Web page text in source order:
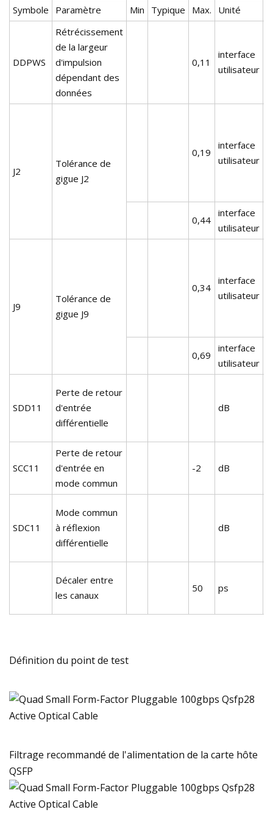
Symbole Paramètre Min Typique Max. Unité
DDPWS
Rétrécissement
de la largeur
d'impulsion
dépendant des
données
0,11
interface
utilisateur
J2
Tolérance de
gigue J2
0,19
interface
utilisateur
0,44
interface
utilisateur
J9
Tolérance de
gigue J9
0,34
interface
utilisateur
0,69
interface
utilisateur
SDD11
Perte de retour
d'entrée
différentielle
dB
SCC11
Perte de retour
d'entrée en
mode commun
-2 dB
SDC11
Mode commun
à réflexion
différentielle
dB
Décaler entre
les canaux
50 ps
Définition du point de test
Filtrage recommandé de l'alimentation de la carte hôte
QSFP